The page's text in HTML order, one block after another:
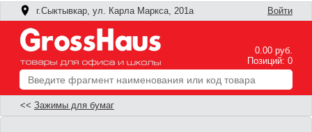
г.Сыктывкар, ул. Карла Маркса, 201а Войти
0.00 руб.
Позиций: 0
<< Зажимы для бумаг